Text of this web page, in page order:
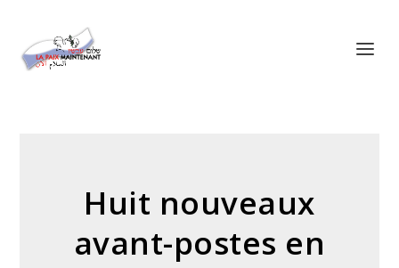
Huit nouveaux
avant-postes en